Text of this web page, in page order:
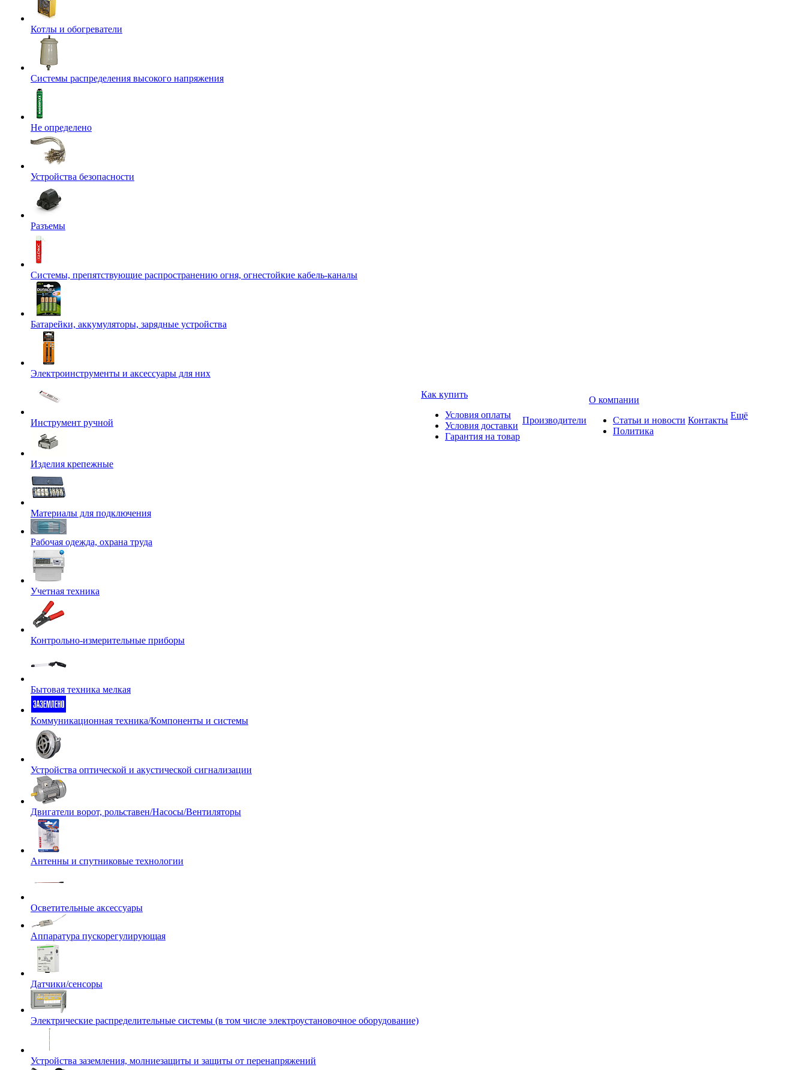
Котлы и обогреватели
Системы распределения высокого напряжения
Не определено
Устройства безопасности
Разъемы
Системы, препятствующие распространению огня, огнестойкие кабель-каналы
Батарейки, аккумуляторы, зарядные устройства
Электроинструменты и аксессуары для них
Инструмент ручной
Изделия крепежные
Материалы для подключения
Рабочая одежда, охрана труда
Учетная техника
Контрольно-измерительные приборы
Бытовая техника мелкая
Коммуникационная техника/Компоненты и системы
Устройства оптической и акустической сигнализации
Двигатели ворот, рольставен/Насосы/Вентиляторы
Антенны и спутниковые технологии
Осветительные аксессуары
Аппаратура пускорегулирующая
Датчики/сенсоры
Электрические распределительные системы (в том числе электроустановочное оборудование)
Устройства заземления, молниезащиты и защиты от перенапряжений
Как купить
Условия оплаты
Условия доставки
Гарантия на товар
Производители
О компании
Статьи и новости
Политика
Контакты Ещё